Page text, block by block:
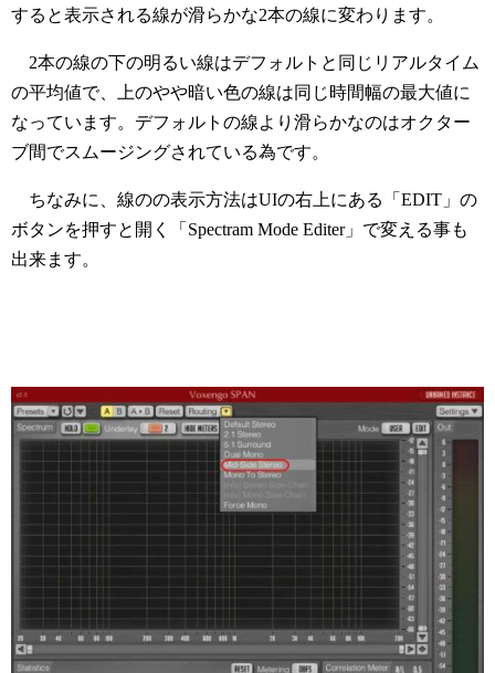
すると表示される線が滑らかな2本の線に変わります。
2本の線の下の明るい線はデフォルトと同じリアルタイム
の平均値で、上のやや暗い色の線は同じ時間幅の最大値に
なっています。デフォルトの線より滑らかなのはオクター
ブ間でスムージングされている為です。
ちなみに、線のの表示方法はUIの右上にある「EDIT」の
ボタンを押すと開く「Spectram Mode Editer」で変える事も
出来ます。